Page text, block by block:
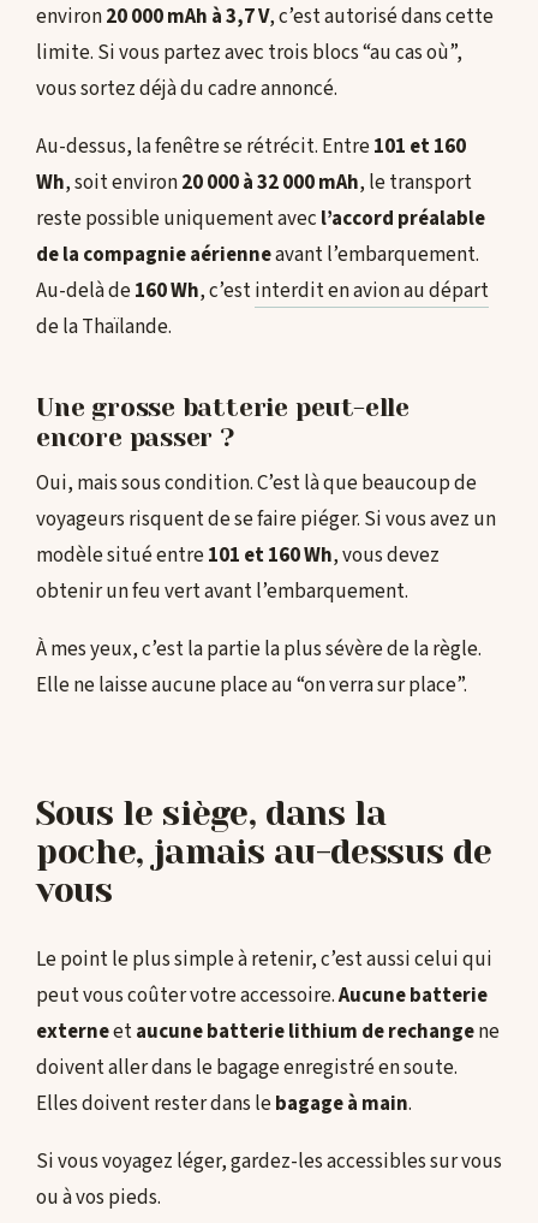
environ20 000 mAh à 3,7 V, c’est autorisé dans cette
limite. Si vous partez avec trois blocs “au cas où”,
vous sortez déjà du cadre annoncé.
Au-dessus, la fenêtre se rétrécit. Entre101 et 160
Wh, soit environ20 000 à 32 000 mAh, le transport
reste possible uniquement avec l’accord préalable
de la compagnie aérienneavant l’embarquement.
Au-delà de160 Wh, c’estinterdit en avion au départ
de la Thaïlande.
Une grosse batterie peut-elle
encore passer ?
Oui, mais sous condition. C’est là que beaucoup de
voyageurs risquent de se faire piéger. Si vous avez un
modèle situé entre101 et 160 Wh, vous devez
obtenir un feu vert avant l’embarquement.
À mes yeux, c’est la partie la plus sévère de la règle.
Elle ne laisse aucune place au “on verra sur place”.
Sous le siège, dans la
poche, jamais au-dessus de
vous
Le point le plus simple à retenir, c’est aussi celui qui
peut vous coûter votre accessoire.Aucune batterie
externeetaucune batterie lithium de rechangene
doivent aller dans le bagage enregistré en soute.
Elles doivent rester dans lebagage à main.
Si vous voyagez léger, gardez-les accessibles sur vous
ou à vos pieds.